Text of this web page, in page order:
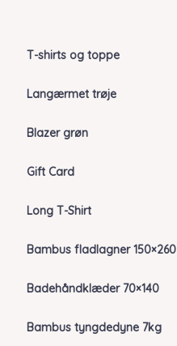
T-shirts og toppe
Langærmet trøje
Blazer grøn
Gift Card
Long T-Shirt
Bambus fladlagner 150×260
Badehåndklæder 70×140
Bambus tyngdedyne 7kg